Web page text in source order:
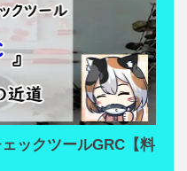
ックツールGRC【料